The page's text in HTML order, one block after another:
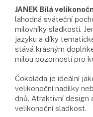
JANEK Bílá
lahodná sváteční
milovníky sladkostí.
jazyku a díky
stává krásným
milou pozorností pro
Čokoláda je ideální
velikonoční nadílky
dnů. Atraktivní design
velikonoční sladkost.